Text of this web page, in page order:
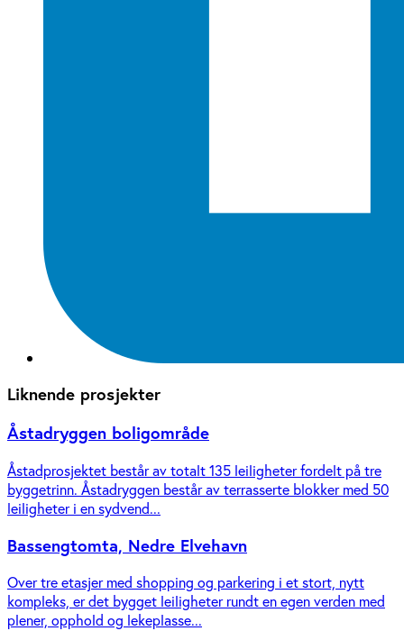
Liknende prosjekter
Åstadryggen boligområde
Åstadprosjektet består av totalt 135 leiligheter fordelt på tre
byggetrinn. Åstadryggen består av terrasserte blokker med 50
leiligheter i en sydvend...
Bassengtomta, Nedre Elvehavn
Over tre etasjer med shopping og parkering i et stort, nytt
kompleks, er det bygget leiligheter rundt en egen verden med
plener, opphold og lekeplasse...